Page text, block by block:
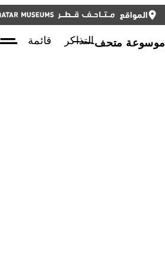
المواقع
موسوعة متحفالتذاكر قائمة
التذاكر ENGLISH أغلق
أغلق